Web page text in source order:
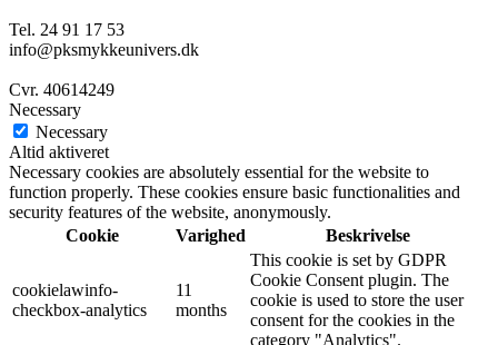
Tel. 24 91 17 53
info@pksmykkeunivers.dk
Cvr. 40614249
Necessary
Necessary
Altid aktiveret
Necessary cookies are absolutely essential for the website to
function properly. These cookies ensure basic functionalities and
security features of the website, anonymously.
Cookie
Varighed Beskrivelse
cookielawinfo-
checkbox-analytics
11
months
This cookie is set by GDPR
Cookie Consent plugin. The
cookie is used to store the user
consent for the cookies in the
category "Analytics".